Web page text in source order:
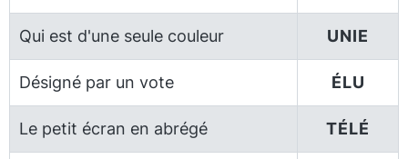
Qui est d'une seule couleur UNIE
Désigné par un vote ÉLU
Le petit écran en abrégé TÉLÉ